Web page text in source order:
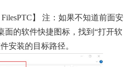
】 注：如果不知道前面安
面的软件快捷图标，找到“打开软
安装的目标路径。